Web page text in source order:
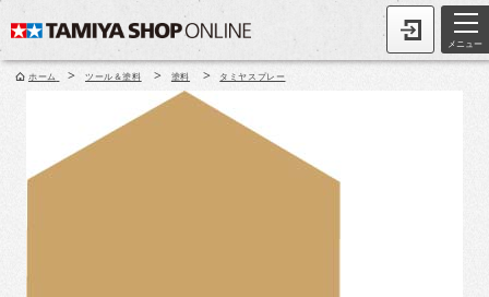
メニュー
ホーム > ツール＆塗料 > 塗料 > タミヤスプレー